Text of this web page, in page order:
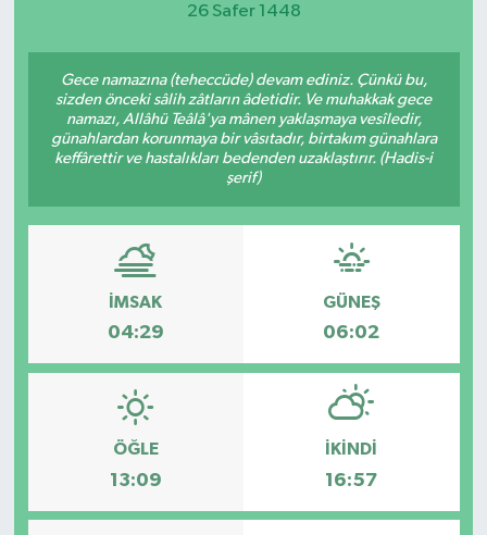
26 Safer 1448
Gece namazına (teheccüde) devam ediniz. Çünkü bu,
sizden önceki sâlih zâtların âdetidir. Ve muhakkak gece
namazı, Allâhü Teâlâ'ya mânen yaklaşmaya vesîledir,
günahlardan korunmaya bir vâsıtadır, birtakım günahlara
keffârettir ve hastalıkları bedenden uzaklaştırır. (Hadis-i
şerif)
İMSAK
04:29
GÜNEŞ
06:02
ÖĞLE
13:09
İKINDI
16:57
Son Dakika Haberleri
Haber Arşivi